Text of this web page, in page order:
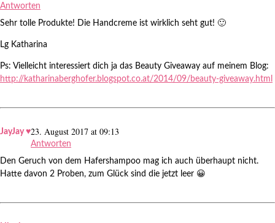
Antworten
Sehr tolle Produkte! Die Handcreme ist wirklich seht gut! 🙂
Lg Katharina
Ps: Vielleicht interessiert dich ja das Beauty Giveaway auf meinem Blog:
http://katharinaberghofer.blogspot.co.at/2014/09/beauty-giveaway.html
JayJay ♥23. August 2017 at 09:13
Antworten
Den Geruch von dem Hafershampoo mag ich auch überhaupt nicht.
Hatte davon 2 Proben, zum Glück sind die jetzt leer 😀